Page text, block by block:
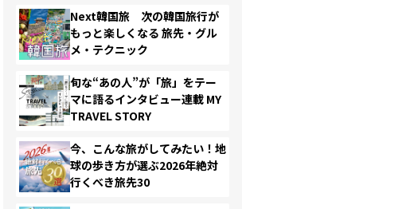
Next韓国旅 次の韓国旅行が
もっと楽しくなる 旅先・グル
メ・テクニック
旬な“あの人”が「旅」をテー
マに語るインタビュー連載 MY
TRAVEL STORY
今、こんな旅がしてみたい！地
球の歩き方が選ぶ2026年絶対
行くべき旅先30